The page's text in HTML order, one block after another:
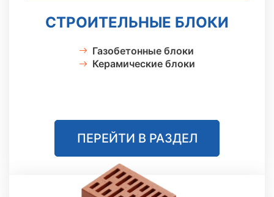
СТРОИТЕЛЬНЫЕ БЛОКИ
Газобетонные блоки
Керамические блоки
ПЕРЕЙТИ В РАЗДЕЛ